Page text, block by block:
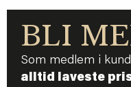
BLI
Som medlem i
alltid laveste